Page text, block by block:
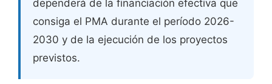
dependerá de la financiación efectiva que
consiga el PMA durante el período 2026-
2030 y de la ejecución de los proyectos
previstos.